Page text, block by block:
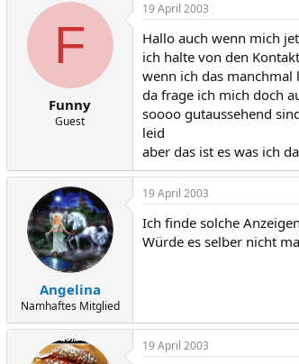
F
Funny
Guest
19 April 2003
Hallo auch wenn mich
ich halte von den
wenn ich das manchmal
da frage ich mich doch
soooo gutaussehend
leid
aber das ist es was ich
Angelina
Namhaftes Mitglied
19 April 2003
Ich finde solche
Würde es selber nicht
19 April 2003